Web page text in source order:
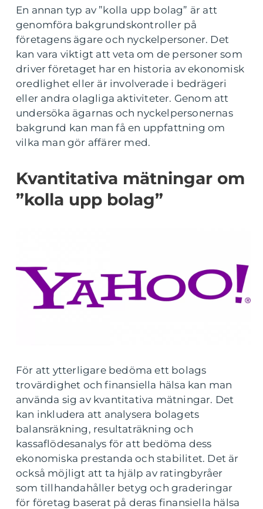
En annan typ av ”kolla upp bolag” är att
genomföra bakgrundskontroller på
företagens ägare och nyckelpersoner. Det
kan vara viktigt att veta om de personer som
driver företaget har en historia av ekonomisk
oredlighet eller är involverade i bedrägeri
eller andra olagliga aktiviteter. Genom att
undersöka ägarnas och nyckelpersonernas
bakgrund kan man få en uppfattning om
vilka man gör affärer med.
Kvantitativa mätningar om
”kolla upp bolag”
För att ytterligare bedöma ett bolags
trovärdighet och finansiella hälsa kan man
använda sig av kvantitativa mätningar. Det
kan inkludera att analysera bolagets
balansräkning, resultaträkning och
kassaflödesanalys för att bedöma dess
ekonomiska prestanda och stabilitet. Det är
också möjligt att ta hjälp av ratingbyråer
som tillhandahåller betyg och graderingar
för företag baserat på deras finansiella hälsa